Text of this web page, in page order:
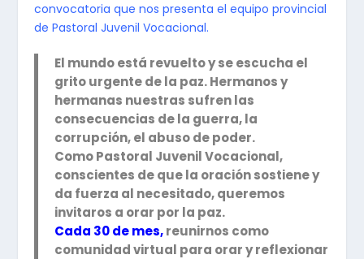
convocatoria que nos presenta el equipo provincial
de Pastoral Juvenil Vocacional.
El mundo está revuelto y se escucha el
grito urgente de la paz. Hermanos y
hermanas nuestras sufren las
consecuencias de la guerra, la
corrupción, el abuso de poder.
Como Pastoral Juvenil Vocacional,
conscientes de que la oración sostiene y
da fuerza al necesitado, queremos
invitaros a orar por la paz.
Cada 30 de mes,reunirnos como
comunidad virtual para orar y reflexionar